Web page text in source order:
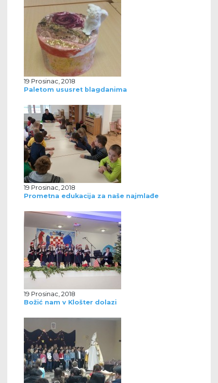
19 Prosinac, 2018
Paletom ususret blagdanima
19 Prosinac, 2018
Prometna edukacija za naše najmlađe
19 Prosinac, 2018
Božić nam v Klošter dolazi